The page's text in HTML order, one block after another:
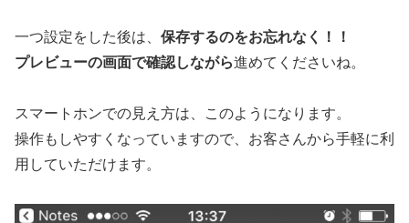
一つ設定をした後は、 保存するのをお忘れなく！！
プレビューの画面で確認しながら進めてくださいね。
スマートホンでの見え方は、このようになります。
操作もしやすくなっていますので、お客さんから手軽に利
用していただけます。